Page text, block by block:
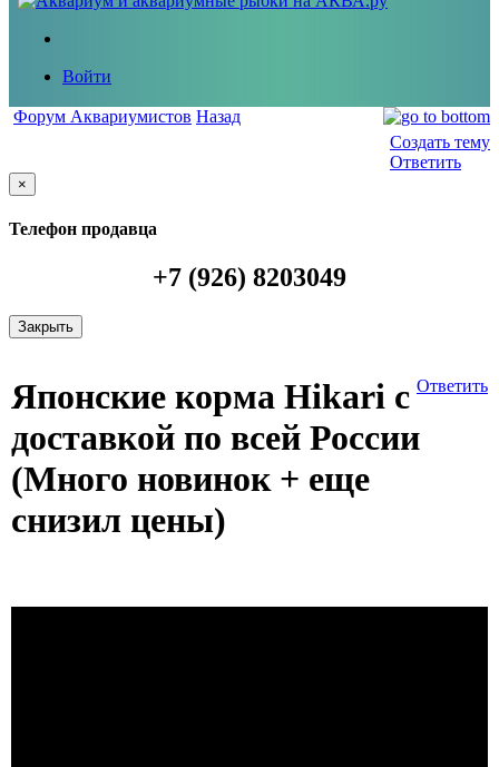
Войти
Форум Аквариумистов Назад
Создать тему
Ответить
×
Телефон продавца
+7 (926) 8203049
Закрыть
Ответить
Японские корма Hikari с
доставкой по всей России
(Много новинок + еще
снизил цены)